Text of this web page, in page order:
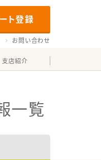
ト登録
お問い合わせ
支店紹介
一覧